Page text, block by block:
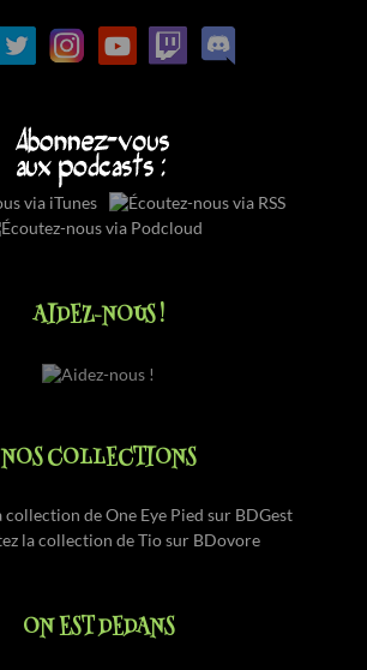
AIDEZ-NOUS !
NOS COLLECTIONS
ON EST DEDANS